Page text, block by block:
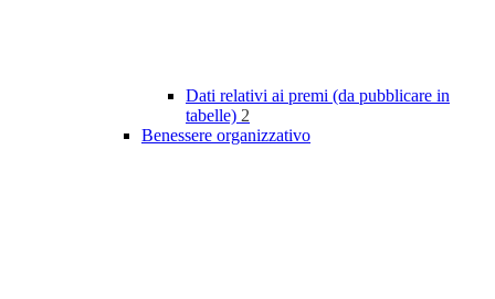
Dati relativi ai premi (da pubblicare in
tabelle) 2
Benessere organizzativo